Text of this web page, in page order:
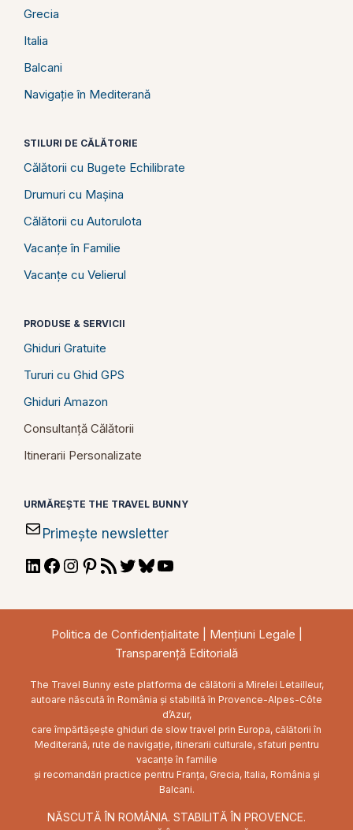
Grecia
Italia
Balcani
Navigație în Mediterană
STILURI DE CĂLĂTORIE
Călătorii cu Bugete Echilibrate
Drumuri cu Mașina
Călătorii cu Autorulota
Vacanțe în Familie
Vacanțe cu Velierul
PRODUSE & SERVICII
Ghiduri Gratuite
Tururi cu Ghid GPS
Ghiduri Amazon
Consultanță Călătorii
Itinerarii Personalizate
URMĂREȘTE THE TRAVEL BUNNY
Primește newsletter
LinkedIn
Facebook
Instagram
Pinterest
RSSTwitterBluesky
Politica de Confidențialitate Mențiuni Legale
Transparență Editorială
The Travel Bunny este platforma de călătorii a Mirelei Letailleur,
autoare născută în România și stabilită în Provence-Alpes-Côte
d’Azur,
care împărtășește ghiduri de slow travel prin Europa, călătorii în
Mediterană, rute de navigație, itinerarii culturale, sfaturi pentru
vacanțe în familie
și recomandări practice pentru Franța, Grecia, Italia, România și
Balcani.
NĂSCUTĂ ÎN ROMÂNIA. STABILITĂ ÎN PROVENCE.